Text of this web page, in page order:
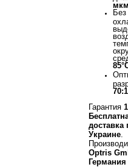
Без
70:1
Гарантия
доставка
Украине.
Optris
Германия